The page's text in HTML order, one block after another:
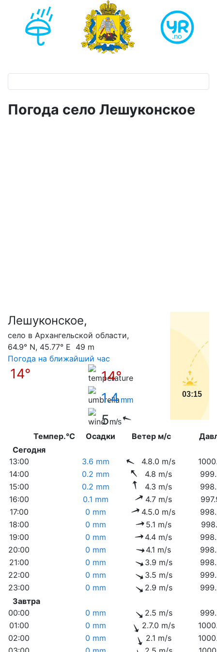
Погода село Лешуконское
Лешуконское,
село в Архангельской области,
64.9° N, 45.77° E 49 m
Погода на ближайший час
14°
14°
1.4mm
5m/s
03:15
Темпер.°C Осадки Ветер м/с
Сегодня
13:00
3.6 mm 4.8.0 m/s
14:00
0.2 mm 4.8 m/s
15:00
0.2 mm 4.3 m/s
16:00
0.1 mm 4.7 m/s
17:00
0 mm 4.5.0 m/s
18:00
0 mm 5.1 m/s
19:00
0 mm 4.4 m/s
20:00
0 mm 4.1 m/s
21:00
0 mm 3.9 m/s
22:00
0 mm 3.5 m/s
23:00
0 mm 2.9 m/s
Завтра
00:00
0 mm 2.5 m/s
01:00
0 mm 2.7.0 m/s
02:00
0 mm 2.1 m/s